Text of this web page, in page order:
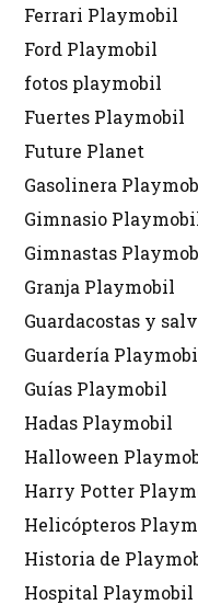
Ferrari Playmobil
Ford Playmobil
fotos playmobil
Fuertes Playmobil
Future Planet
Gasolinera
Gimnasio
Gimnastas
Granja Playmobil
Guardacostas y
Guardería
Guías Playmobil
Hadas Playmobil
Halloween
Harry Potter
Helicópteros
Historia de
Hospital Playmobil